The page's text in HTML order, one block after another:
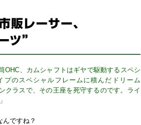
OHC、カムシャフトはギヤで駆動するスペシ
のスペシャルフレームに積んだドリーム
クラスで、その王座を死守するのです。ライ
ですね？